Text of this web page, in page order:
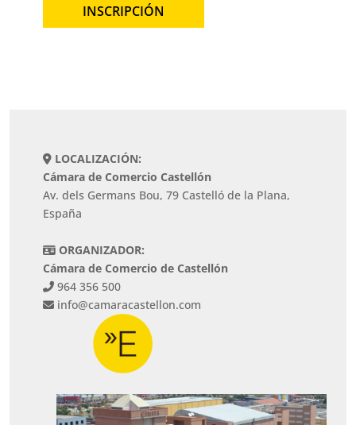
INSCRIPCIÓN
LOCALIZACIÓN:
Cámara de Comercio Castellón
Av. dels Germans Bou, 79 Castelló de la Plana,
España
ORGANIZADOR:
Cámara de Comercio de Castellón
964 356 500
info@camaracastellon.com